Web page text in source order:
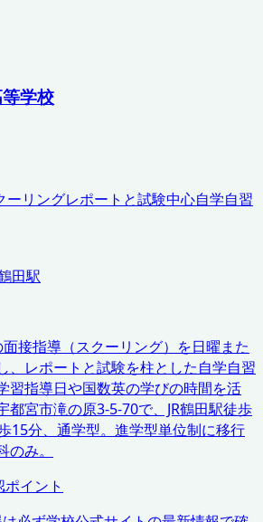
学校
ーリングレポートと試験中心自学自習
田駅
接指導（スクーリング）を日曜また
、レポートと試験を柱とした自学自習
習指導日や国数英の学びの時間を活
都宮市滝の原3-5-70で、JR鶴田駅徒歩
15分、通学型。進学型単位制に移行
み。
イント